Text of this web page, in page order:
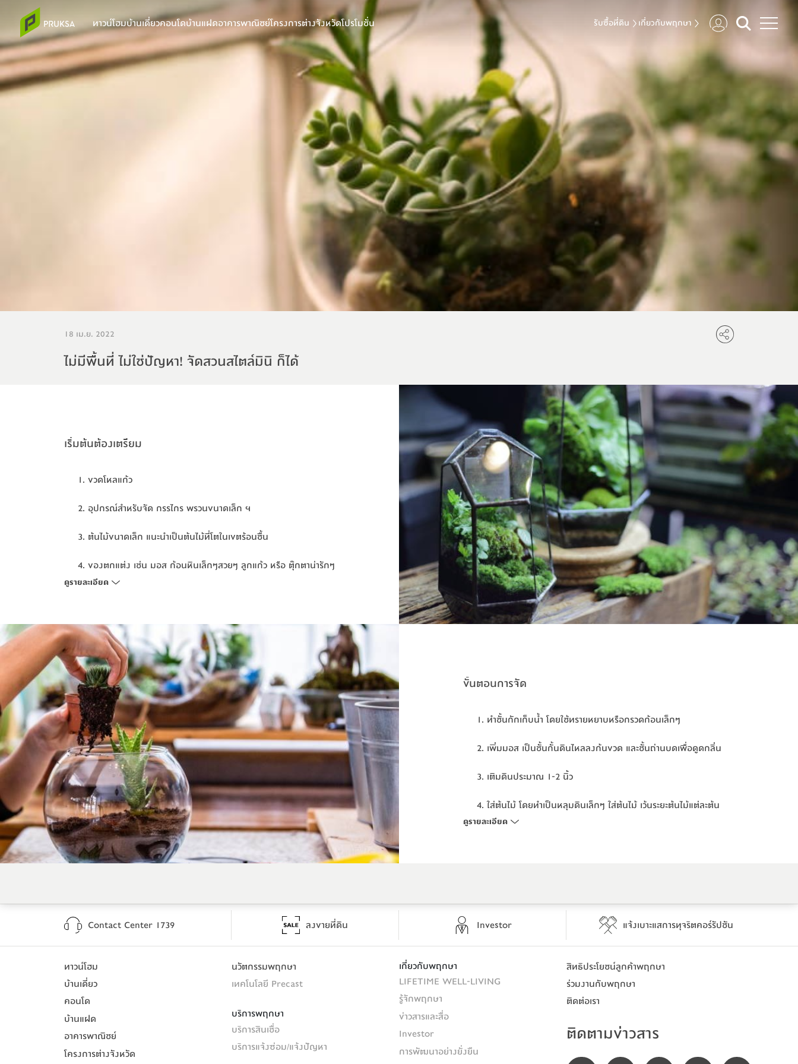
ทาวน์โฮมบ้านเดี่ยวคอนโดบ้านแฝดอาคารพาณิชย์โครงการต่างจังหวัดโปรโมชั่น รับซื้อที่ดิน เกี่ยวกับพฤกษา
18 เม.ย. 2022
ไม่มีพื้นที่ ไม่ใช่ปัญหา! จัดสวนสไตล์มินิ ก็ได้
เริ่มต้นต้องเตรียม
ขวดโหลแก้ว
อุปกรณ์สำหรับจัด กรรไกร พรวนขนาดเล็ก ฯ
ต้นไม้ขนาดเล็ก แนะนำเป็นต้นไม้ที่โตในเขตร้อนชื้น
ของตกแต่ง เช่น มอส ก้อนหินเล็กๆสวยๆ ลูกแก้ว หรือ ตุ๊กตาน่ารักๆ
ฯ
ขวดโหลแก้ว
อุปกรณ์สำหรับจัด กรรไกร พรวนขนาดเล็ก ฯ
ต้นไม้ขนาดเล็ก แนะนำเป็นต้นไม้ที่โตในเขตร้อนชื้น
ของตกแต่ง เช่น มอส ก้อนหินเล็กๆสวยๆ ลูกแก้ว หรือ ตุ๊กตาน่ารักๆ
ฯ
ดูรายละเอียด
ขั้นตอนการจัด
ทำชั้นกักเก็บน้ำ โดยใช้ทรายหยาบหรือกรวดก้อนเล็กๆ
เพิ่มมอส เป็นชั้นกั้นดินไหลลงก้นขวด และชั้นถ่านบดเพื่อดูดกลิ่น
เติมดินประมาณ 1-2 นิ้ว
ใส่ต้นไม้ โดยทำเป็นหลุมดินเล็กๆ ใส่ต้นไม้ เว้นระยะต้นไม้แต่ละต้น
ด้วยนะ
ทำชั้นกักเก็บน้ำ โดยใช้ทรายหยาบหรือกรวดก้อนเล็กๆ
เพิ่มมอส เป็นชั้นกั้นดินไหลลงก้นขวด และชั้นถ่านบดเพื่อดูดกลิ่น
เติมดินประมาณ 1-2 นิ้ว
ใส่ต้นไม้ โดยทำเป็นหลุมดินเล็กๆ ใส่ต้นไม้ เว้นระยะต้นไม้แต่ละต้น
ด้วยนะ
ดูรายละเอียด
Contact Center 1739 ลงขายที่ดิน Investor แจ้งเบาะแสการทุจริตคอร์รัปชัน
ทาวน์โฮม
บ้านเดี่ยว
คอนโด
บ้านแฝด
อาคารพาณิชย์
โครงการต่างจังหวัด
นวัตกรรมพฤกษา
เทคโนโลยี Precast
บริการพฤกษา
บริการสินเชื่อ
บริการแจ้งซ่อม/แจ้งปัญหา
เกี่ยวกับพฤกษา
LIFETIME WELL-LIVING
รู้จักพฤกษา
ข่าวสารและสื่อ
Investor
การพัฒนาอย่างยั่งยืน
สิทธิประโยชน์​ลูกค้าพฤกษา
ร่วมงานกับพฤกษา
ติดต่อเรา
ติดตามข่าวสาร